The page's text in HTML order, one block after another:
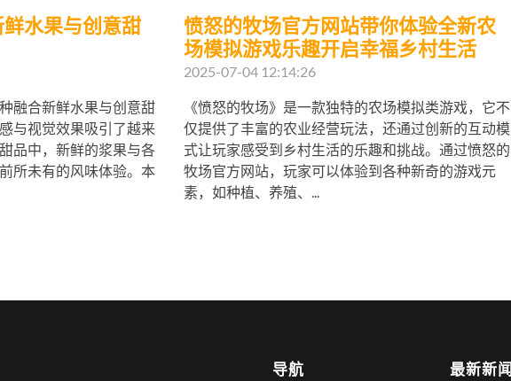
水果与创意甜
融合新鲜水果与创意甜
与视觉效果吸引了越来
品中，新鲜的浆果与各
所未有的风味体验。本
愤怒的牧场官方网站带你体验全新农
场模拟游戏乐趣开启幸福乡村生活
2025-07-04 12:14:26
《愤怒的牧场》是一款独特的农场模拟类游戏，它不
仅提供了丰富的农业经营玩法，还通过创新的互动模
式让玩家感受到乡村生活的乐趣和挑战。通过愤怒的
牧场官方网站，玩家可以体验到各种新奇的游戏元
素，如种植、养殖、...
最新新闻
导航